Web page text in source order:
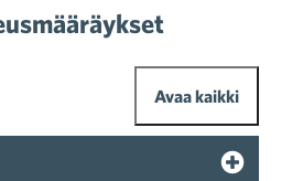
Avaa kaikki